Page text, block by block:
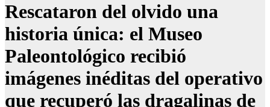
Rescataron del olvido una
historia única: el Museo
Paleontológico recibió
imágenes inéditas del operativo
que recuperó las dragalinas de